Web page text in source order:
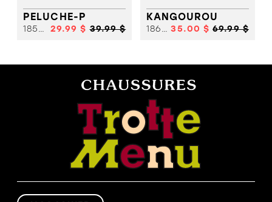
PELUCHE-P
18558 A 29.99 $ 39.99 $
KANGOUROU
18610 35.00 $ 69.99 $